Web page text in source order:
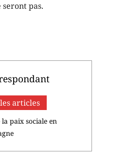
seront pas.
articles
paix sociale en